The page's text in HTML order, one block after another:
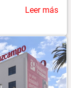
Leer más